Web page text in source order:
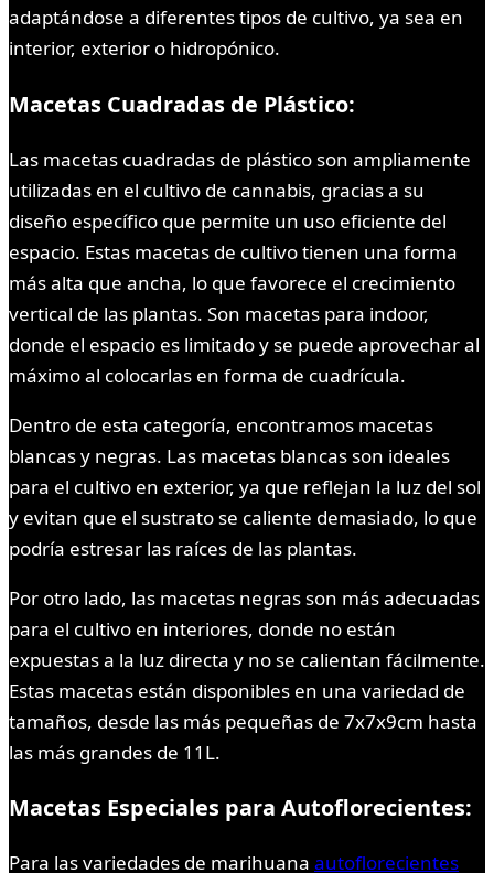
adaptándose a diferentes tipos de cultivo, ya sea en
interior, exterior o hidropónico.
Macetas Cuadradas de Plástico:
Las macetas cuadradas de plástico son ampliamente
utilizadas en el cultivo de cannabis, gracias a su
diseño específico que permite un uso eficiente del
espacio. Estas macetas de cultivo tienen una forma
más alta que ancha, lo que favorece el crecimiento
vertical de las plantas. Son macetas para indoor,
donde el espacio es limitado y se puede aprovechar al
máximo al colocarlas en forma de cuadrícula.
Dentro de esta categoría, encontramos macetas
blancas y negras. Las macetas blancas son ideales
para el cultivo en exterior, ya que reflejan la luz del sol
y evitan que el sustrato se caliente demasiado, lo que
podría estresar las raíces de las plantas.
Por otro lado, las macetas negras son más adecuadas
para el cultivo en interiores, donde no están
expuestas a la luz directa y no se calientan fácilmente.
Estas macetas están disponibles en una variedad de
tamaños, desde las más pequeñas de 7x7x9cm hasta
las más grandes de 11L.
Macetas Especiales para Autoflorecientes:
Para las variedades de marihuana autoflorecientes